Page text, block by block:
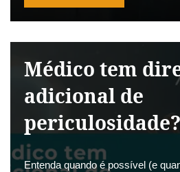
Médico tem
adicional de
periculosidade?
Entenda quando é possível (e